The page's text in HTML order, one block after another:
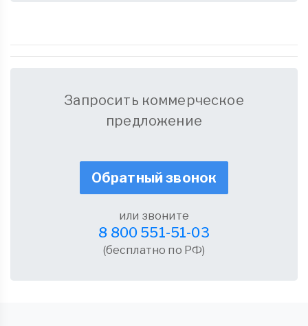
Запросить коммерческое
предложение
Обратный звонок
или звоните
8 800 551-51-03
(бесплатно по РФ)